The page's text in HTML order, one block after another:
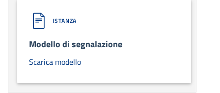
ISTANZA
Modello di segnalazione
Scarica modello